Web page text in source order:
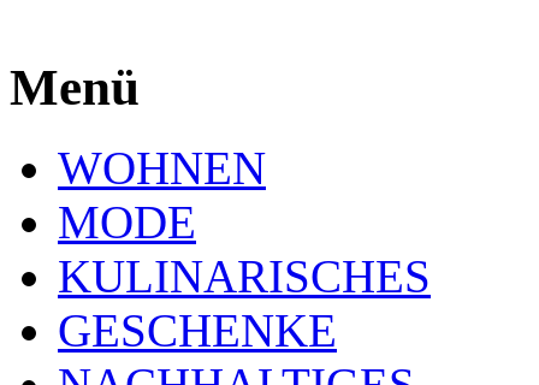
Menü
WOHNEN
MODE
KULINARISCHES
GESCHENKE